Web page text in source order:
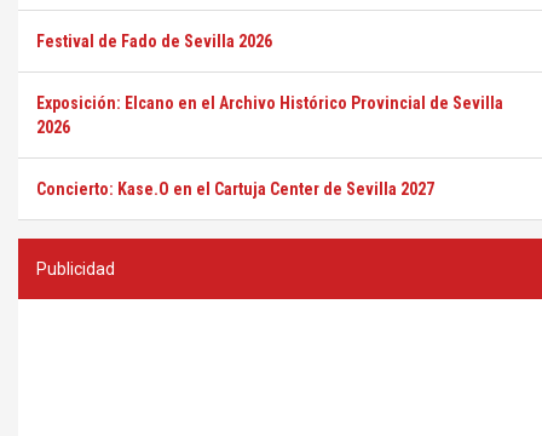
Festival de Fado de Sevilla 2026
Exposición: Elcano en el Archivo Histórico Provincial de Sevilla
2026
Concierto: Kase.O en el Cartuja Center de Sevilla 2027
Publicidad